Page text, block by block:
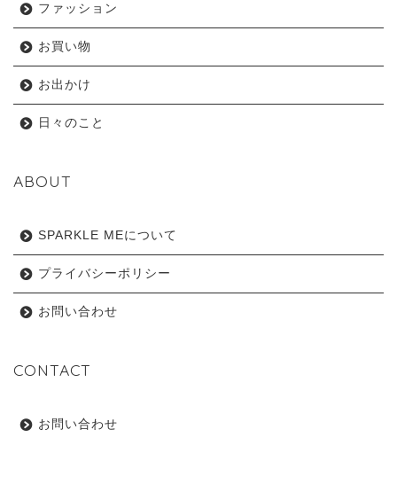
ファッション
お買い物
お出かけ
日々のこと
ABOUT
SPARKLE MEについて
プライバシーポリシー
お問い合わせ
CONTACT
お問い合わせ